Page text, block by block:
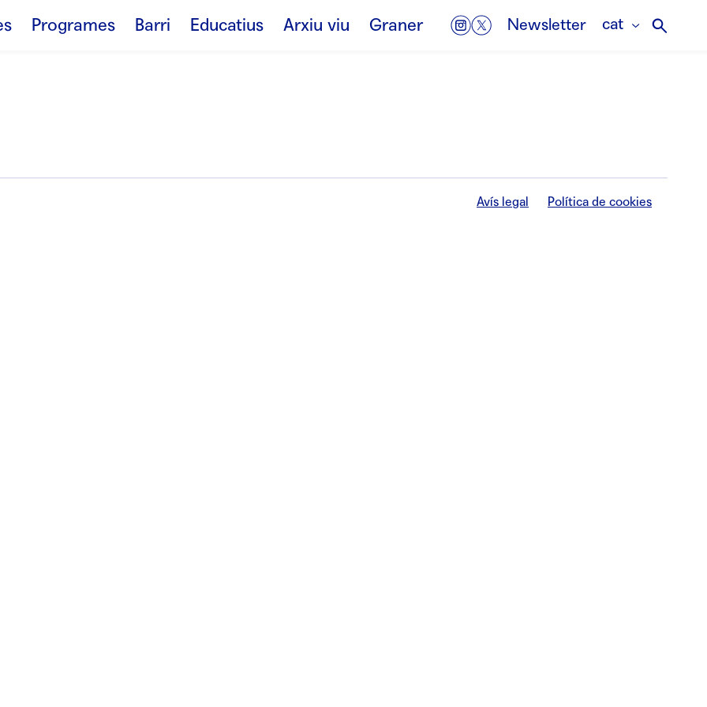
Programes Barri Educatius Arxiu viu Graner Newsletter cat
Avís legal Política de cookies